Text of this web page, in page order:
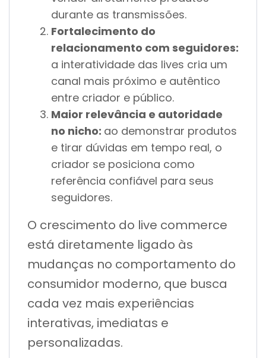
durante as transmissões.
Fortalecimento do
relacionamento com seguidores:
a interatividade das lives cria um
canal mais próximo e autêntico
entre criador e público.
Maior relevância e autoridade
no nicho: ao demonstrar produtos
e tirar dúvidas em tempo real, o
criador se posiciona como
referência confiável para seus
seguidores.
O crescimento do live commerce
está diretamente ligado às
mudanças no comportamento do
consumidor moderno, que busca
cada vez mais experiências
interativas, imediatas e
personalizadas.